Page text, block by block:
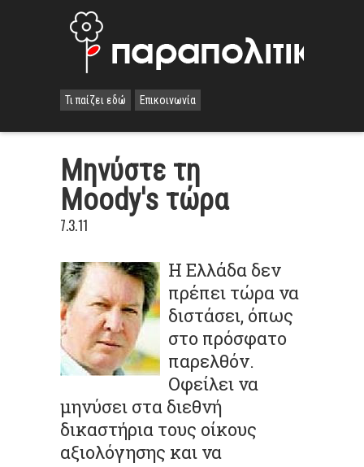
Τι παίζει εδώ Επικοινωνία
Μηνύστε τη
Moody's τώρα
7.3.11
Η Ελλάδα δεν
πρέπει τώρα να
διστάσει, όπως
στο πρόσφατο
παρελθόν.
Οφείλει να
μηνύσει στα διεθνή
δικαστήρια τους οίκους
αξιολόγησης και να